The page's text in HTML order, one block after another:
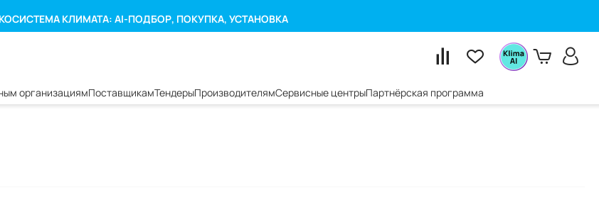
КЛИМАТА: AI-ПОДБОР, ПОКУПКА, УСТАНОВКА
организациямПоставщикамТендерыПроизводителямСервисные центрыПартнёрская программа